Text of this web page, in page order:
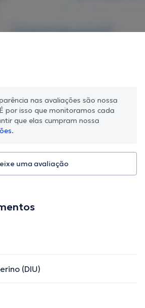
nas avaliações são nossa
por isso que monitoramos cada
que elas cumpram nossa
uma avaliação
(DIU)